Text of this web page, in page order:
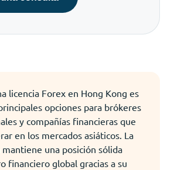
licencia Forex en Hong Kong es
opciones para brókeres
y compañías financieras que
en los mercados asiáticos. La
una posición sólida
financiero global gracias a su